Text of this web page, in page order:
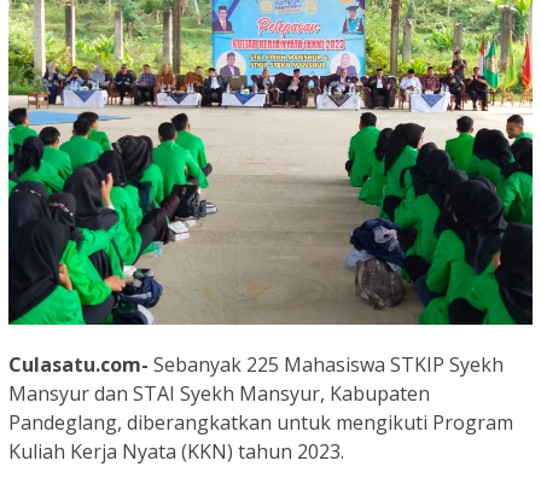
Culasatu.com- Sebanyak 225 Mahasiswa STKIP Syekh
Mansyur dan STAI Syekh Mansyur, Kabupaten
Pandeglang, diberangkatkan untuk mengikuti Program
Kuliah Kerja Nyata (KKN) tahun 2023.